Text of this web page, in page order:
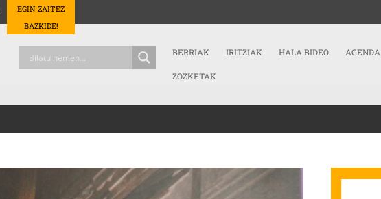
EGIN ZAITEZ
BAZKIDE!
BERRIAK IRITZIAK HALA BIDEO AGENDA
ZOZKETAK